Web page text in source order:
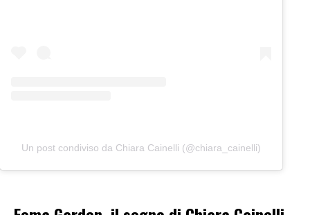
Un post condiviso da Chiara Cainelli (@chiara_cainelli)